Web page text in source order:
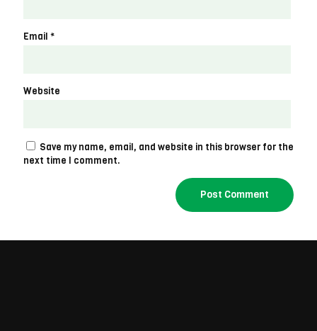
Email *
Website
Save my name, email, and website in this browser for the
next time I comment.